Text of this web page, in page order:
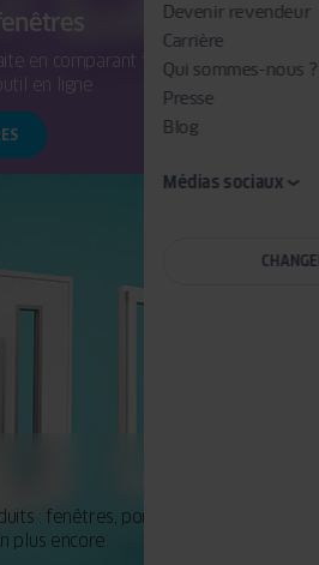
Devenir revendeur
Carrière
Qui sommes-nous ?
Presse
Blog
Médias sociaux
en comparant facilement les
en ligne.
: fenêtres, portes d'entrée,
plus encore.